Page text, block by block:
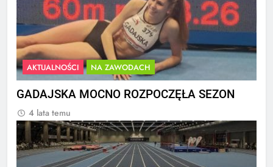
AKTUALNOŚCI NA ZAWODACH
GADAJSKA MOCNO ROZPOCZĘŁA SEZON
4 lata temu